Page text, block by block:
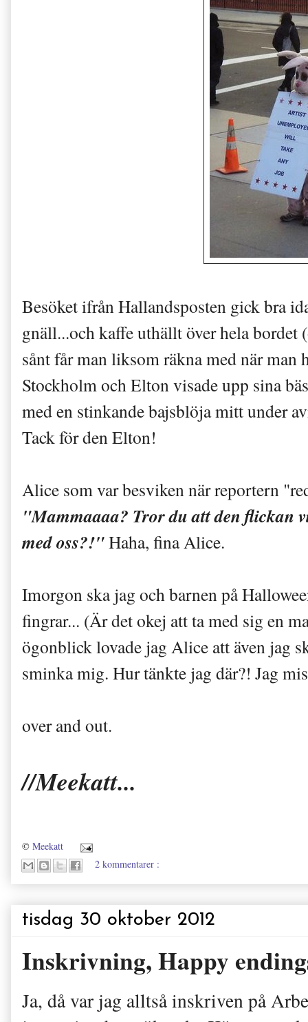
Besöketifrån Hallandsposten gick bra
gnäll...och kaffe uthällt över hela bordet
sånt får man liksom räkna med när man
Stockholm och Elton visade upp sina
med en stinkande bajsblöja mittunder
Tack för denElton!
Alice som var besviken när reportern
"Mammaaaa? Tror du att den flickan
med oss?!"Haha, fina Alice.
Imorgon ska jag och barnen på
fingrar... (Är det okej att ta med sig en
ögonblick lovade jag Alice att även jag
sminka mig. Hur tänkte jag där?! Jag
over andout.
//Meekatt...
© Meekatt
2 kommentarer :
tisdag 30 oktober 2012
Inskrivning, Happy
Ja, då var jag alltså inskriven på